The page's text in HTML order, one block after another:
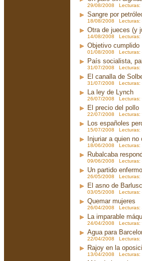
29/08/2008 Lecturas:
Sangre por
18/08/2008 Lecturas:
Otra de jueces (y
14/08/2008 Lecturas:
Objetivo cumplido
01/08/2008 Lecturas:
País socialista,
31/07/2008 Lecturas:
El canalla de
31/07/2008 Lecturas:
La ley de Lynch
26/07/2008 Lecturas:
El precio del pollo
22/07/2008 Lecturas:
Los españoles
15/07/2008 Lecturas:
Injuriar a quien no
18/06/2008 Lecturas:
Rubalcaba
09/06/2008 Lecturas:
Un partido enfermo
26/05/2008 Lecturas:
El asno de
03/05/2008 Lecturas:
Quemar mujeres
26/04/2008 Lecturas:
La imparable
24/04/2008 Lecturas:
Agua para
22/04/2008 Lecturas:
Rajoy en la
13/04/2008 Lecturas: